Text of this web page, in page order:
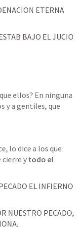
ETERNA
BAJO EL JUCIO
ellos? En ninguna
lo dice a los que
cierre y todo el
EL INFIERNO
NUESTRO PECADO,